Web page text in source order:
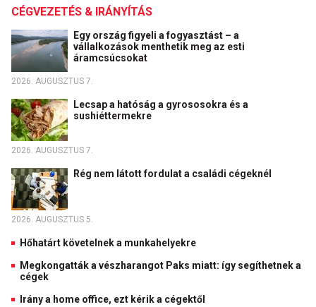
CÉGVEZETÉS & IRÁNYÍTÁS
Egy ország figyeli a fogyasztást – a
vállalkozások menthetik meg az esti
áramcsúcsokat
2026. AUGUSZTUS 7.
Lecsap a hatóság a gyrososokra és a
sushiéttermekre
2026. AUGUSZTUS 7.
Rég nem látott fordulat a családi cégeknél
2026. AUGUSZTUS 5.
Hőhatárt követelnek a munkahelyekre
Megkongatták a vészharangot Paks miatt: így segíthetnek a
cégek
Irány a home office, ezt kérik a cégektől